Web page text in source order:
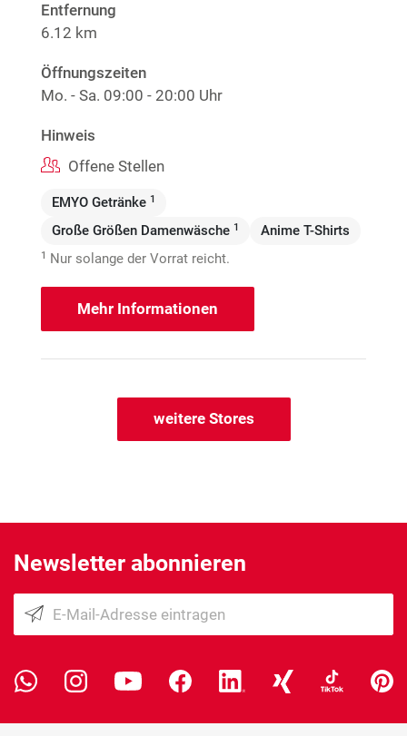
Entfernung
6.12 km
Öffnungszeiten
Mo. - Sa. 09:00 - 20:00 Uhr
Hinweis
Offene Stellen
EMYO Getränke 1
Große Größen Damenwäsche 1 Anime T-Shirts
1 Nur solange der Vorrat reicht.
Mehr Informationen
weitere Stores
Newsletter abonnieren